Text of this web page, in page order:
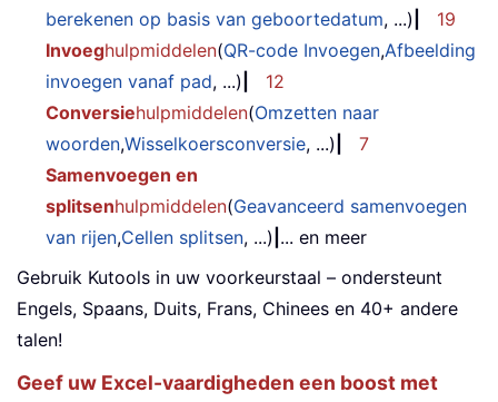
berekenen op basis van geboortedatum, ...)
19
Invoeghulpmiddelen(QR-code Invoegen,Afbeelding
invoegen vanaf pad, ...)
12
Conversiehulpmiddelen(Omzetten naar
woorden,Wisselkoersconversie, ...)
7
Samenvoegen en
splitsenhulpmiddelen(Geavanceerd samenvoegen
van rijen,Cellen splitsen, ...) ... en meer
Gebruik Kutools in uw voorkeurstaal – ondersteunt
Engels, Spaans, Duits, Frans, Chinees en 40+ andere
talen!
Geef uw Excel-vaardigheden een boost met